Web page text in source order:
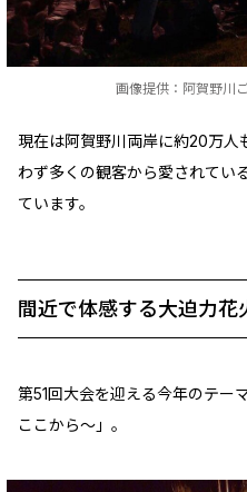
画像提供：阿賀野川
現在は阿賀野川両岸に約20万人
わず多くの観客から愛されてい
ています。
間近で体感する大迫力花
第51回大会を迎える今年のテー
ここから～」。